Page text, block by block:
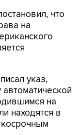
что
на
указ,
на
находятся в